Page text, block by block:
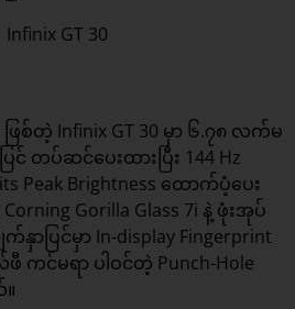
ြစ်တဲ့ Infinix GT 30 မှာ ၆.၇၈ လက်မ
ြင် တပ်ဆင်ပေးထားပြီး 144 Hz
Peak Brightness ထောက်ပံ့ပေး
Gorilla Glass 7i နဲ့ ဖုံးအုပ်
ာပြင်မှာ In-display Fingerprint
ကင်မရာ ပါဝင်တဲ့ Punch-Hole